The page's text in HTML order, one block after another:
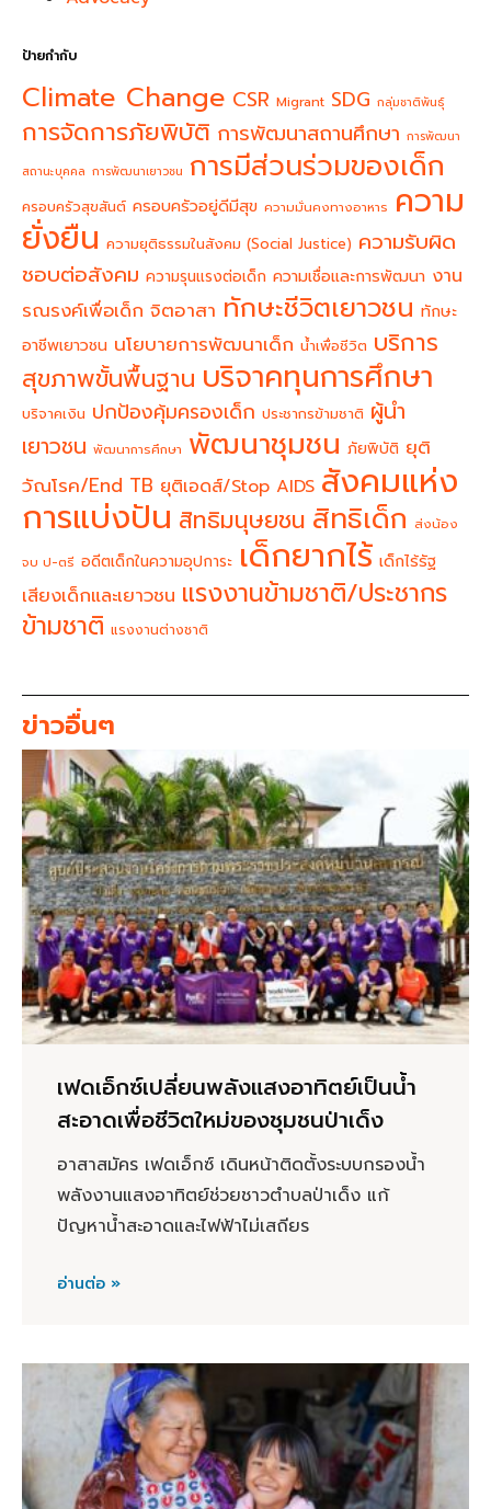
ป้ายกำกับ
Climate Change CSR Migrant SDG กลุ่มชาติพันธุ์
การจัดการภัยพิบัติ การพัฒนาสถานศึกษา การพัฒนา
สถานะบุคคล การพัฒนาเยาวชน การมีส่วนร่วมของเด็ก
ครอบครัวสุขสันต์ ครอบครัวอยู่ดีมีสุข ความมั่นคงทางอาหาร ความ
ยั่งยืน ความยุติธรรมในสังคม (Social Justice) ความรับผิด
ชอบต่อสังคม ความรุนแรงต่อเด็ก ความเชื่อและการพัฒนา งาน
รณรงค์เพื่อเด็ก จิตอาสา ทักษะชีวิตเยาวชน ทักษะ
อาชีพเยาวชน นโยบายการพัฒนาเด็ก น้ำเพื่อชีวิต บริการ
สุขภาพขั้นพื้นฐาน บริจาคทุนการศึกษา
บริจาคเงิน ปกป้องคุ้มครองเด็ก ประชากรข้ามชาติ ผู้นำ
เยาวชน พัฒนาการศึกษา พัฒนาชุมชน ภัยพิบัติ ยุติ
วัณโรค/End TB ยุติเอดส์/Stop AIDS สังคมแห่ง
การแบ่งปัน สิทธิมนุษยชน สิทธิเด็ก ส่งน้อง
จบ ป-ตรี อดีตเด็กในความอุปการะ เด็กยากไร้ เด็กไร้รัฐ
เสียงเด็กและเยาวชน แรงงานข้ามชาติ/ประชากร
ข้ามชาติ แรงงานต่างชาติ
ข่าวอื่นๆ
เฟดเอ็กซ์เปลี่ยนพลังแสงอาทิตย์เป็นน้ำ
สะอาดเพื่อชีวิตใหม่ของชุมชนป่าเด็ง
อาสาสมัคร เฟดเอ็กซ์ เดินหน้าติดตั้งระบบกรองน้ำ
พลังงานแสงอาทิตย์ช่วยชาวตำบลป่าเด็ง แก้
ปัญหาน้ำสะอาดและไฟฟ้าไม่เสถียร
อ่านต่อ »